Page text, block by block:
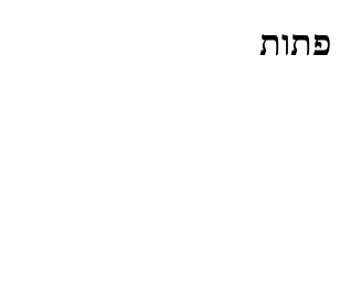
פתות